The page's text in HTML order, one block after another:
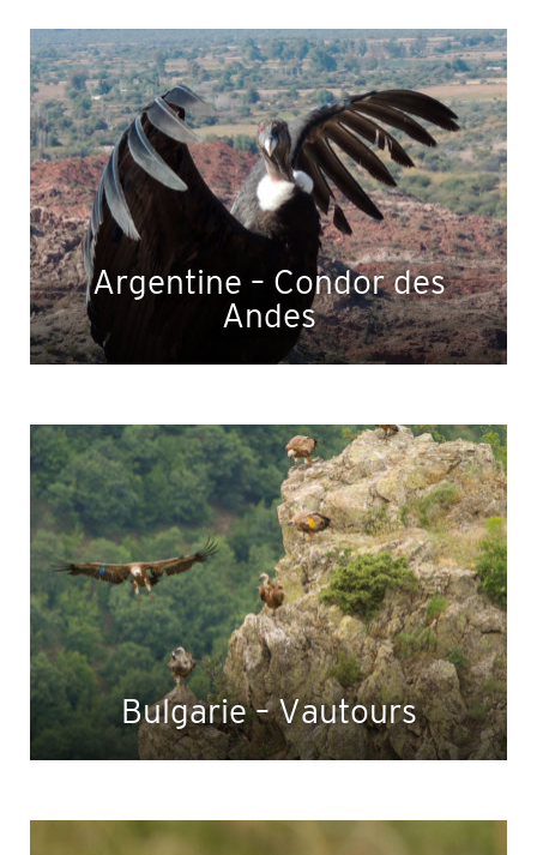
Argentine – Condor des
Andes
Bulgarie – Vautours